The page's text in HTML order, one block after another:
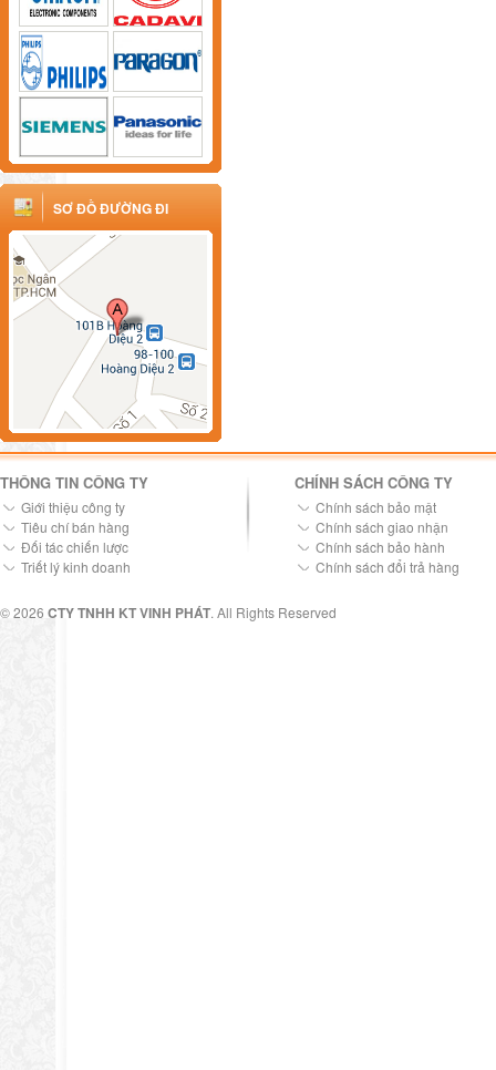
SƠ ĐỒ ĐƯỜNG ĐI
THÔNG TIN CÔNG TY
Giới thiệu công ty
Tiêu chí bán hàng
Đối tác chiến lược
Triết lý kinh doanh
CHÍNH SÁCH CÔNG TY
Chính sách bảo mật
Chính sách giao nhận
Chính sách bảo hành
Chính sách đổi trả hàng
© 2026 CTY TNHH KT VINH PHÁT. All Rights Reserved